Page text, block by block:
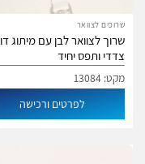
שרוכים לצוואר
שרוך לצוואר לבן עם מיתוג דו
צדדי ותפס יחיד
מקט: 13084
לפרטים ורכישה